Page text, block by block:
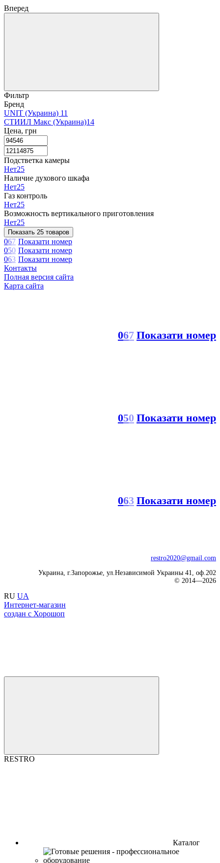
Вперед
Фильтр
Бренд
UNIT (Украина) 11
СТИИЛ Макс (Украина)14
Цена, грн
Подстветка камеры
Нет25
Наличие духового шкафа
Нет25
Газ контроль
Нет25
Возможность вертикального приготовления
Нет25
Показать 25 товаров
067 Показати номер
050 Показати номер
063 Показати номер
Контакты
Полная версия сайта
Карта сайта
067 Показати номер
050 Показати номер
063 Показати номер
restro2020@gmail.com
Украина, г.Запорожье, ул.Независимой Украины 41, оф.202
© 2014—2026
RU UA
Интернет-магазин
создан с Хорошоп
RESTRO
Каталог